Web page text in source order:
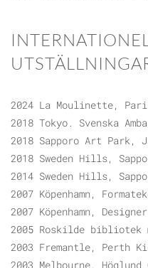
2024 La Moulinette,
2018 Tokyo. Svenska
2018 Sapporo Art Park,
2018 Sweden Hills,
2014 Sweden Hills,
2007 Köpenhamn,
2007 Köpenhamn,
2005 Roskilde bibliotek
2003 Fremantle, Perth
2003 Melbourne,